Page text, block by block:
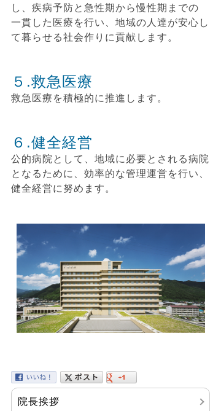
し、疾病予防と急性期から慢性期までの
一貫した医療を行い、地域の人達が安心し
て暮らせる社会作りに貢献します。
５.救急医療
救急医療を積極的に推進します。
６.健全経営
公的病院として、地域に必要とされる病院
となるために、効率的な管理運営を行い、
健全経営に努めます。
院長挨拶